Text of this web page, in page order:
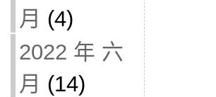
月 (4)
2022 年 六
月 (14)